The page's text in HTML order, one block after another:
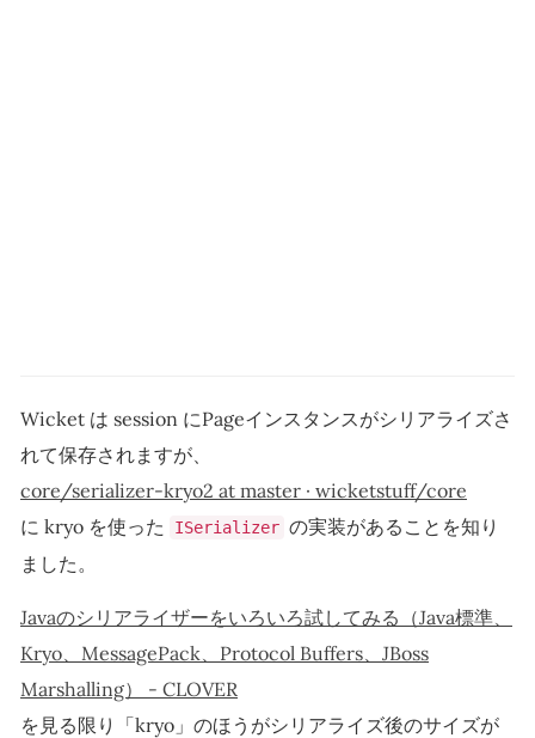
Wicket は session にPageインスタンスがシリアライズさ
れて保存されますが、
core/serializer-kryo2 at master · wicketstuff/core
に kryo を使った
ISerializer の実装があることを知り
ました。
Javaのシリアライザーをいろいろ試してみる（Java標準、
Kryo、MessagePack、Protocol Buffers、JBoss
Marshalling） - CLOVER
を見る限り「kryo」のほうがシリアライズ後のサイズが